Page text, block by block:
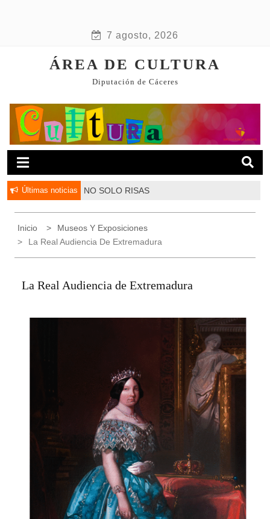
7 agosto, 2026
ÁREA DE CULTURA
Diputación de Cáceres
Últimas noticias NO SOLO RISAS
Inicio
Museos Y Exposiciones
La Real Audiencia De Extremadura
La Real Audiencia de Extremadura